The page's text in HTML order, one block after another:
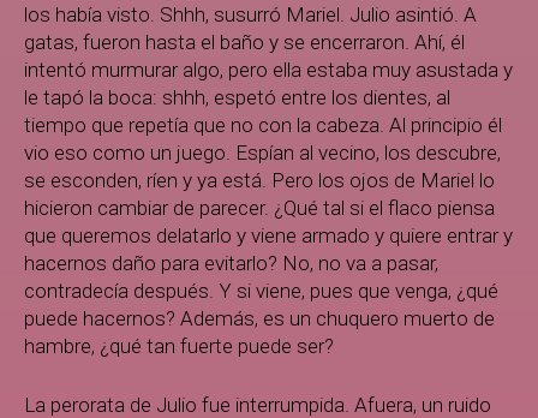
los había visto. Shhh, susurró Mariel. Julio asintió. A
gatas, fueron hasta el baño y se encerraron. Ahí, él
intentó murmurar algo, pero ella estaba muy asustada y
le tapó la boca: shhh, espetó entre los dientes, al
tiempo que repetía que no con la cabeza. Al principio él
vio eso como un juego. Espían al vecino, los descubre,
se esconden, ríen y ya está. Pero los ojos de Mariel lo
hicieron cambiar de parecer. ¿Qué tal si el flaco piensa
que queremos delatarlo y viene armado y quiere entrar y
hacernos daño para evitarlo? No, no va a pasar,
contradecía después. Y si viene, pues que venga, ¿qué
puede hacernos? Además, es un chuquero muerto de
hambre, ¿qué tan fuerte puede ser?
La perorata de Julio fue interrumpida. Afuera, un ruido